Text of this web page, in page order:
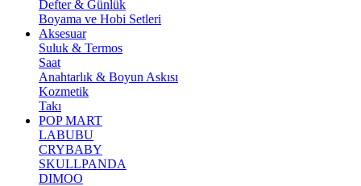
Defter & Günlük
Boyama ve Hobi Setleri
Aksesuar
Suluk & Termos
Saat
Anahtarlık & Boyun Askısı
Kozmetik
Takı
POP MART
LABUBU
CRYBABY
SKULLPANDA
DIMOO